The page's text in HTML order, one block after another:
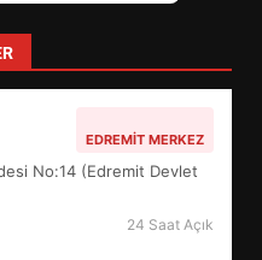
EDREMIT MERKEZ
No:14 (Edremit Devlet
24 Saat Açık
BAŞARDI?
SÜRE
DEĞİŞTİ?